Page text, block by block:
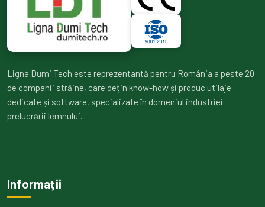
Ligna Dumi Tech este reprezentantă pentru România a peste 20
de companii străine, care dețin know-how și produc utilaje
dedicate și software, specializate în domeniul industriei
prelucrării lemnului.
Informații